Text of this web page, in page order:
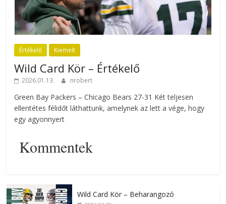
Értékelő Kiemelt
Wild Card Kör – Értékelő
2026.01.13. nrobert
Green Bay Packers – Chicago Bears 27-31 Két teljesen
ellentétes félidőt láthattunk, amelynek az lett a vége, hogy
egy agyonnyert
Kommentek
Wild Card Kör – Beharangozó